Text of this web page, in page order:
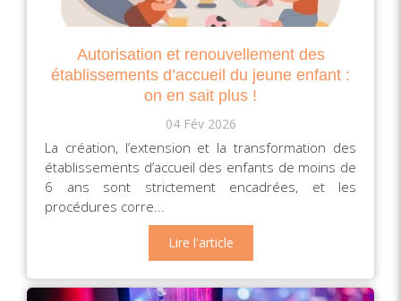
Autorisation et renouvellement des
établissements d’accueil du jeune enfant :
on en sait plus !
04 Fév 2026
La création, l’extension et la transformation des
établissements d’accueil des enfants de moins de
6 ans sont strictement encadrées, et les
procédures corre...
Lire l'article